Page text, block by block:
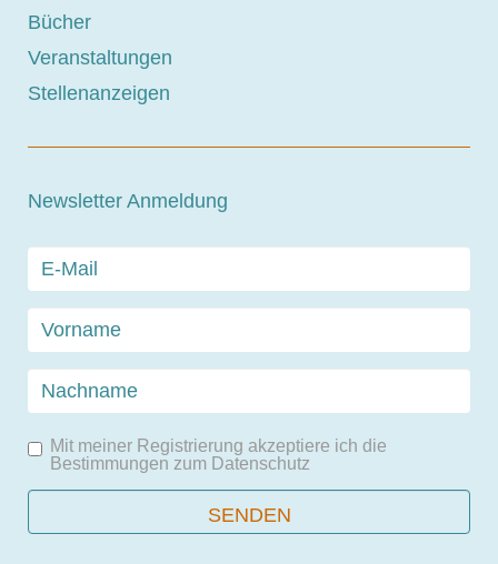
Bücher
Veranstaltungen
Stellenanzeigen
Newsletter Anmeldung
Mit meiner Registrierung akzeptiere ich die
Bestimmungen zum Datenschutz